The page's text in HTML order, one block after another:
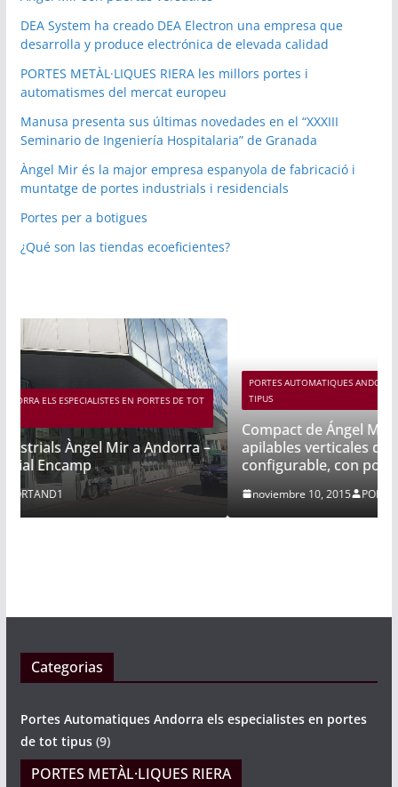
DEA System ha creado DEA Electron una empresa que
desarrolla y produce electrónica de elevada calidad
PORTES METÀL·LIQUES RIERA les millors portes i
automatismes del mercat europeu
Manusa presenta sus últimas novedades en el “XXXIII
Seminario de Ingeniería Hospitalaria” de Granada
Àngel Mir és la major empresa espanyola de fabricació i
muntatge de portes industrials i residencials
Portes per a botigues
¿Qué son las tiendas ecoeficientes?
TOT
–
PORTES AUTOMATIQUES ANDORRA ELS ESPECIALISTES EN PORTES DE TOT
TIPUS
Compact de Ángel Mir son las únicas puertas
apilables verticales de uso industrial
configurable, con poca ocupación de espacio
noviembre 10, 2015 PORTAND1
Categorias
Portes Automatiques Andorra els especialistes en portes
de tot tipus(9)
PORTES METÀL·LIQUES RIERA